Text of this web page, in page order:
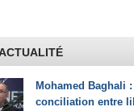
Mohamed Baghali
conciliation entre